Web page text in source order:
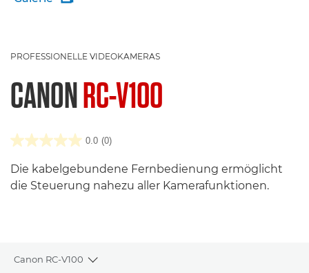
PROFESSIONELLE VIDEOKAMERAS
CANONRC-V100
0.0 (0)
Die kabelgebundene Fernbedienung ermöglicht
die Steuerung nahezu aller Kamerafunktionen.
Canon RC-V100
Toggle breadcrumbs